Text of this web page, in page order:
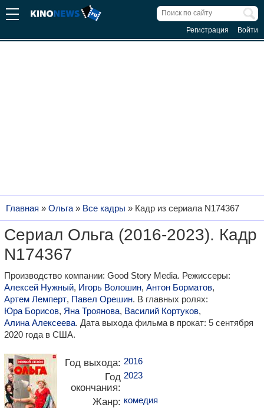
Регистрация Войти
Главная » Ольга » Все кадры » Кадр из сериала N174367
Сериал Ольга (2016-2023). Кадр
N174367
Производство компании: Good Story Media. Режиссеры:
Алексей Нужный, Игорь Волошин, Антон Борматов,
Артем Лемперт, Павел Орешин. В главных ролях:
Юра Борисов, Яна Троянова, Василий Кортуков,
Алина Алексеева. Дата выхода фильма в прокат: 5 сентября
2020 года в США.
Год выхода: 2016
Год
окончания:
2023
Жанр: комедия